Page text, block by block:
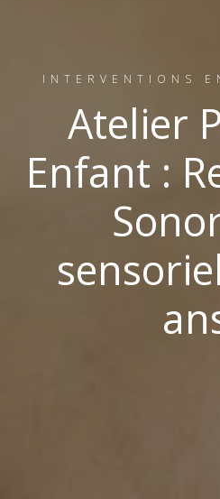
INTERVENTIONS
Atelier
Enfant :